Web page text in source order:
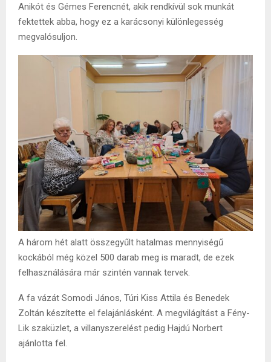
Anikót és Gémes Ferencnét, akik rendkívül sok munkát
fektettek abba, hogy ez a karácsonyi különlegesség
megvalósuljon.
A három hét alatt összegyűlt hatalmas mennyiségű
kockából még közel 500 darab meg is maradt, de ezek
felhasználására már szintén vannak tervek.
A fa vázát Somodi János, Túri Kiss Attila és Benedek
Zoltán készítette el felajánlásként. A megvilágítást a Fény-
Lik szaküzlet, a villanyszerelést pedig Hajdú Norbert
ajánlotta fel.